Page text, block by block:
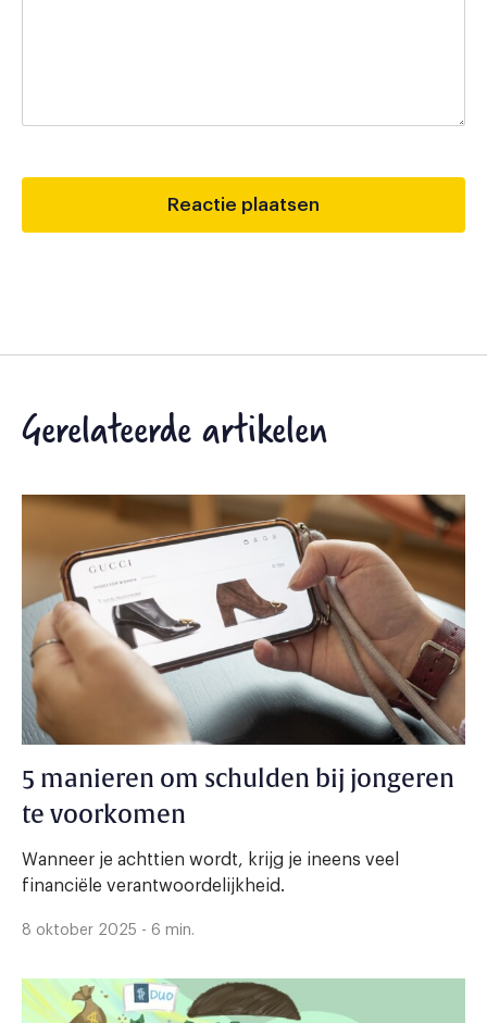
Gerelateerde artikelen
5 manieren om schulden bij jongeren
te voorkomen
Wanneer je achttien wordt, krijg je ineens veel
financiële verantwoordelijkheid.
8 oktober 2025 - 6 min.